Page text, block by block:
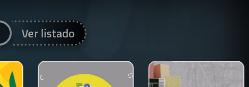
Ver listado